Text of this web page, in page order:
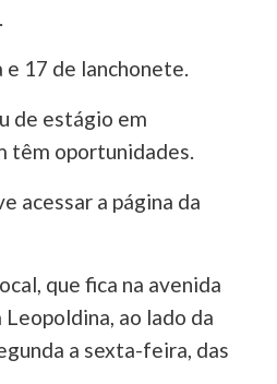
17 de lanchonete.
de estágio em
têm oportunidades.
acessar a página da
que fica na avenida
ao lado da
a sexta-feira, das